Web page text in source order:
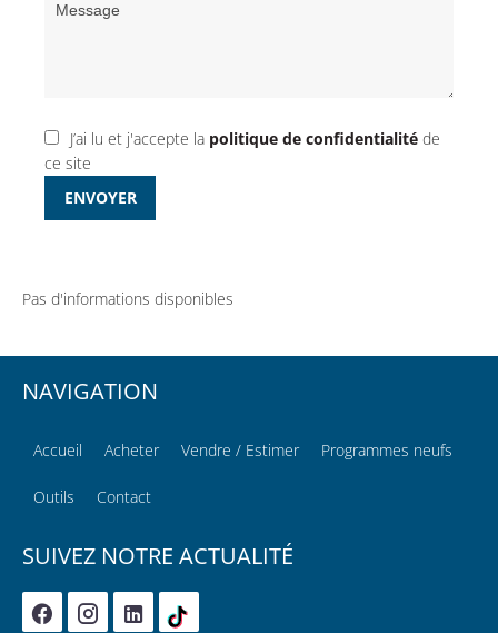
J’ai lu et j'accepte la politique de confidentialité de
ce site
ENVOYER
Pas d'informations disponibles
NAVIGATION
Accueil Acheter Vendre / Estimer Programmes neufs
Outils Contact
SUIVEZ NOTRE ACTUALITÉ